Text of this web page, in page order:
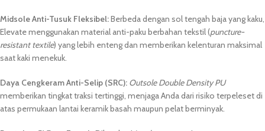
Midsole Anti-Tusuk Fleksibel:Berbeda dengan sol tengah baja yang kaku,
Elevate menggunakan material anti-paku berbahan tekstil (puncture-
resistant textile) yang lebih enteng dan memberikan kelenturan maksimal
saat kaki menekuk.
Daya Cengkeram Anti-Selip (SRC): Outsole Double Density PU
memberikan tingkat traksi tertinggi, menjaga Anda dari risiko terpeleset di
atas permukaan lantai keramik basah maupun pelat berminyak.